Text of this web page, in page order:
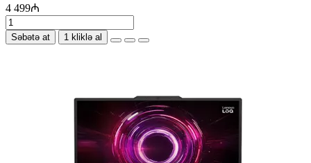
4 499₼
Səbətə at 1 kliklə al